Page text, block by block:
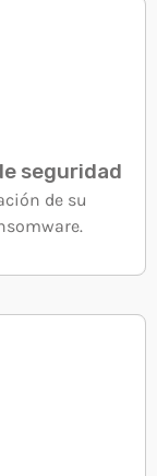
seguridad
de su